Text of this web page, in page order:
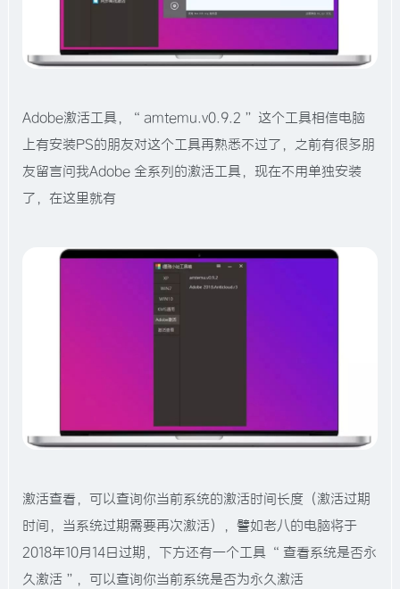
Adobe激活工具，“ amtemu.v0.9.2 ” 这个工具相信电脑
上有安装PS的朋友对这个工具再熟悉不过了，之前有很多朋
友留言问我Adobe 全系列的激活工具，现在不用单独安装
了，在这里就有
激活查看，可以查询你当前系统的激活时间长度（激活过期
时间，当系统过期需要再次激活），譬如老八的电脑将于
2018年10月14日过期，下方还有一个工具 “ 查看系统是否永
久激活 ”，可以查询你当前系统是否为永久激活